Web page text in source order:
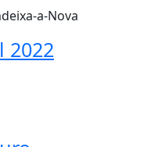
a-Nova
2022